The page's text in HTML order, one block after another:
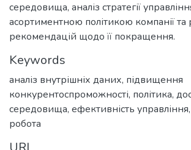
середовища, аналіз стратегії
асортиментною політикою компанії
рекомендацій щодо її покращення.
Keywords
аналіз внутрішніх даних, підвищення
конкурентоспроможності, політика,
середовища, ефективність управління,
робота